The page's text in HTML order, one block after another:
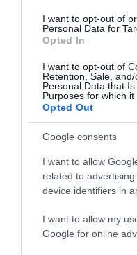
I want to opt-out of
Personal Data for
Opted In
I want to opt-out of
Retention, Sale,
Personal Data that
Purposes for which it
Opted Out
Google consents
I want to allow
related to
device identifiers in
I want to allow my
Google for online
a
a
sok